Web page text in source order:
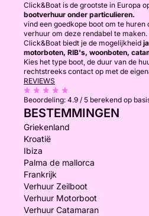
Click&Boat is de grootste in Europa
bootverhuur onder particulieren.
vind een goedkope boot om te
verhuur om deze rendabel te maken.
Click&Boat biedt je de mogelijkheid
motorboten, RIB's, woonboten,
Kies het type boot, de duur van de
rechtstreeks contact op met de
REVIEWS
Beoordeling: 4.9 / 5 berekend op
BESTEMMINGEN
Griekenland
Kroatië
Ibiza
Palma de mallorca
Frankrijk
Verhuur Zeilboot
Verhuur Motorboot
Verhuur Catamaran